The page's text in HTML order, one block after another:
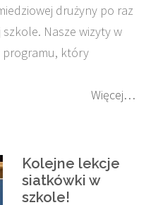
drużyny po raz
Nasze wizyty w
programu, który
Więcej…
Kolejne lekcje
siatkówki w
szkole!